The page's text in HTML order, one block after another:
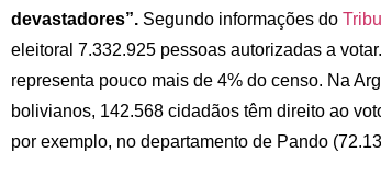
devastadores”. Segundo informações do
eleitoral 7.332.925 pessoas autorizadas a
representa pouco mais de 4% do censo. Na
bolivianos, 142.568 cidadãos têm direito ao
por exemplo, no departamento de Pando